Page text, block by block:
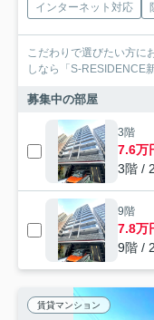
インターネット対応
こだわりで選びたい方に
しなら「S-RESIDENCE
募集中の部屋
3階
7.6万
3階 /
9階
7.8万
9階 /
賃貸マンション